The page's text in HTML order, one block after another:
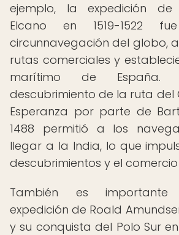
ejemplo, la expedición
Elcano en 1519-1522
circunnavegación del globo,
rutas comerciales y
marítimo de España.
descubrimiento de la ruta del
Esperanza por parte de
1488 permitió a los
llegar a la India, lo que
descubrimientos y el
También es
expedición de Roald
y su conquista del Polo Sur en